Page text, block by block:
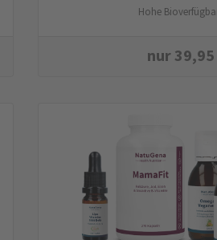
Hohe
nur39,95